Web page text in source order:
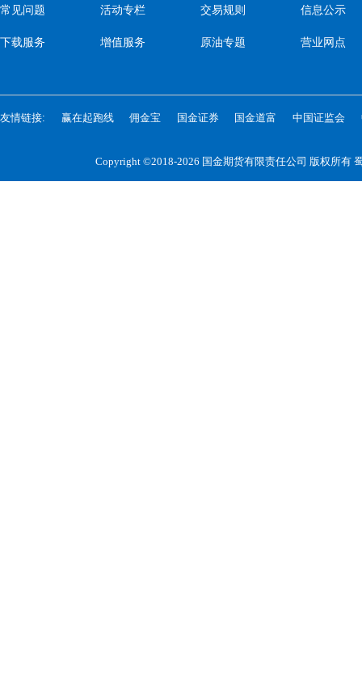
常见问题
下载服务
活动专栏
增值服务
交易规则
原油专题
信息公示
营业网点
友情链接: 赢在起跑线 佣金宝 国金证券 国金道富 中国证监会
Copyright ©2018-2026 国金期货有限责任公司 版权所有